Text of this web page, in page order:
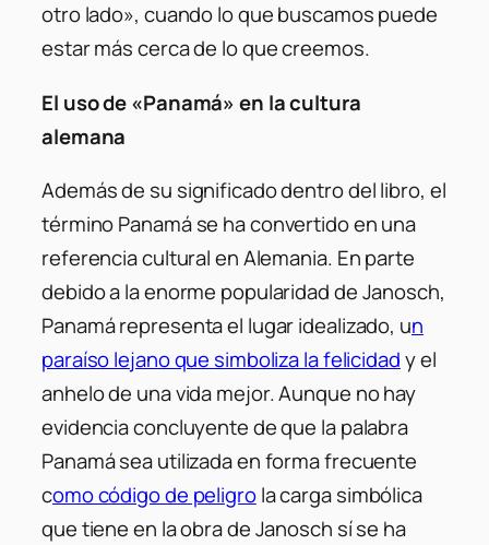
otro lado», cuando lo que buscamos puede
estar más cerca de lo que creemos.
El uso de «Panamá» en la cultura
alemana
Además de su significado dentro del libro, el
término Panamá se ha convertido en una
referencia cultural en Alemania. En parte
debido a la enorme popularidad de Janosch,
Panamá representa el lugar idealizado, un
paraíso lejano que simboliza la felicidady el
anhelo de una vida mejor. Aunque no hay
evidencia concluyente de que la palabra
Panamá sea utilizada en forma frecuente
como código de peligrola carga simbólica
que tiene en la obra de Janosch sí se ha